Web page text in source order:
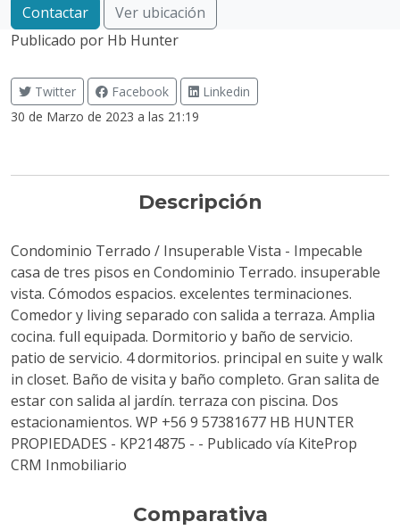
Contactar
Ver ubicación
Publicado por Hb Hunter
Twitter Facebook
Linkedin
30 de Marzo de 2023 a las 21:19
Descripción
Condominio Terrado / Insuperable Vista - Impecable
casa de tres pisos en Condominio Terrado. insuperable
vista. Cómodos espacios. excelentes terminaciones.
Comedor y living separado con salida a terraza. Amplia
cocina. full equipada. Dormitorio y baño de servicio.
patio de servicio. 4 dormitorios. principal en suite y walk
in closet. Baño de visita y baño completo. Gran salita de
estar con salida al jardín. terraza con piscina. Dos
estacionamientos. WP +56 9 57381677 HB HUNTER
PROPIEDADES - KP214875 - - Publicado vía KiteProp
CRM Inmobiliario
Comparativa